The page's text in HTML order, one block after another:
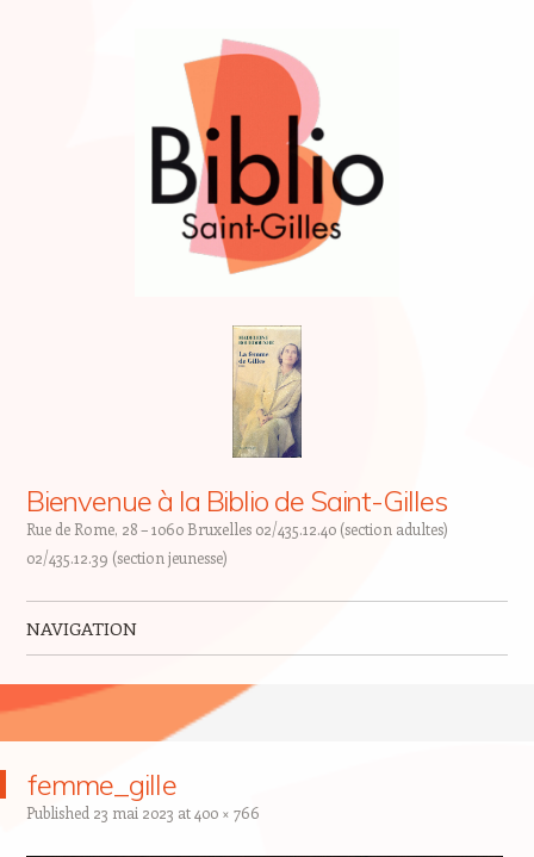
Bienvenue à la Biblio de Saint-Gilles
Rue de Rome, 28 – 1060 Bruxelles 02/435.12.40 (section adultes)
02/435.12.39 (section jeunesse)
NAVIGATION
femme_gille
Published 23 mai 2023 at400 × 766